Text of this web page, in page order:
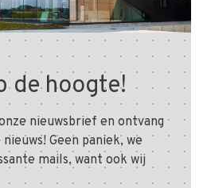
de hoogte!
nieuwsbrief en ontvang
Geen paniek, we
mails, want ook wij